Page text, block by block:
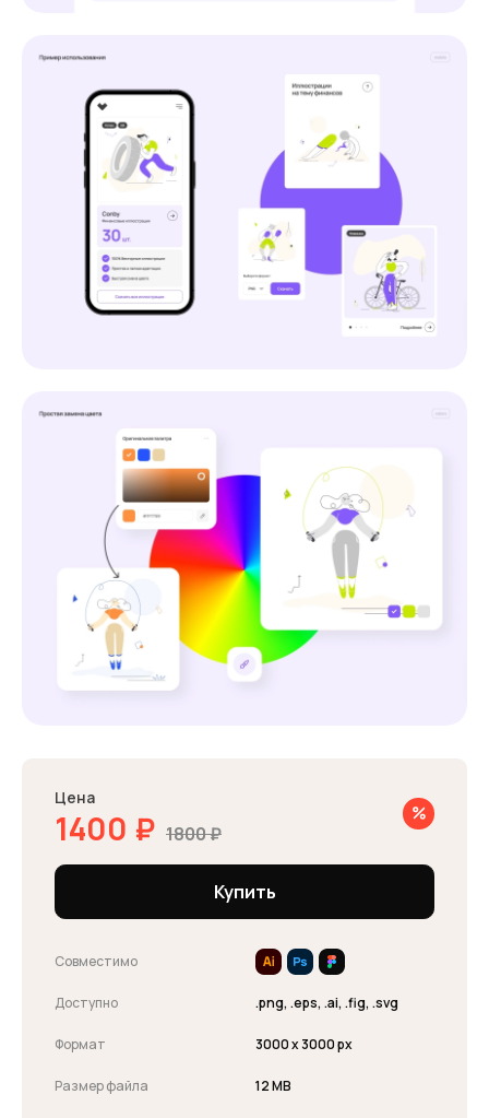
Цена
1400 ₽ 1800₽
Купить
Совместимо
Доступно .png, .eps, .ai, .fig, .svg
Формат 3000 x 3000 px
Размер файла 12 MB